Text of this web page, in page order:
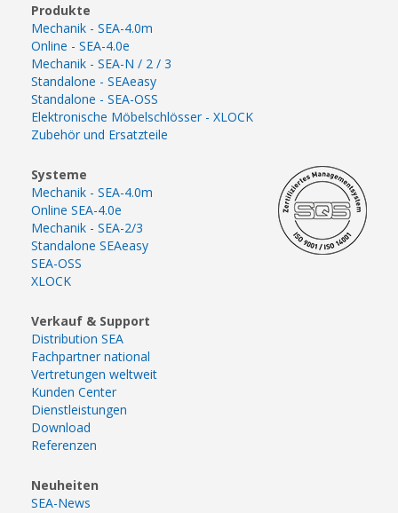
Produkte
Mechanik - SEA-4.0m
Online - SEA-4.0e
Mechanik - SEA-N / 2 / 3
Standalone - SEAeasy
Standalone - SEA-OSS
Elektronische Möbelschlösser - XLOCK
Zubehör und Ersatzteile
Systeme
Mechanik - SEA-4.0m
Online SEA-4.0e
Mechanik - SEA-2/3
Standalone SEAeasy
SEA-OSS
XLOCK
Verkauf & Support
Distribution SEA
Fachpartner national
Vertretungen weltweit
Kunden Center
Dienstleistungen
Download
Referenzen
Neuheiten
SEA-News